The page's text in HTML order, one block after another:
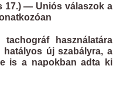
17.) — Uniós válaszok a
használatára
hatályos új szabályra, a
is a napokban adta ki